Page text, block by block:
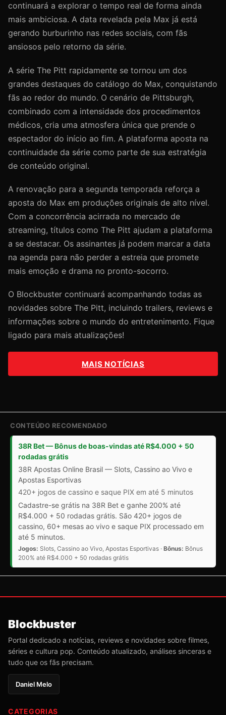
continuará a explorar o tempo real de forma ainda
mais ambiciosa. A data revelada pela Max já está
gerando burburinho nas redes sociais, com fãs
ansiosos pelo retorno da série.
A série The Pitt rapidamente se tornou um dos
grandes destaques do catálogo do Max, conquistando
fãs ao redor do mundo. O cenário de Pittsburgh,
combinado com a intensidade dos procedimentos
médicos, cria uma atmosfera única que prende o
espectador do início ao fim. A plataforma aposta na
continuidade da série como parte de sua estratégia
de conteúdo original.
A renovação para a segunda temporada reforça a
aposta do Max em produções originais de alto nível.
Com a concorrência acirrada no mercado de
streaming, títulos como The Pitt ajudam a plataforma
a se destacar. Os assinantes já podem marcar a data
na agenda para não perder a estreia que promete
mais emoção e drama no pronto-socorro.
O Blockbuster continuará acompanhando todas as
novidades sobre The Pitt, incluindo trailers, reviews e
informações sobre o mundo do entretenimento. Fique
ligado para mais atualizações!
MAIS NOTÍCIAS
CONTEÚDO RECOMENDADO
38R Bet — Bônus de boas-vindas até R$4.000 + 50
rodadas grátis
38R Apostas Online Brasil — Slots, Cassino ao Vivo e
Apostas Esportivas
420+ jogos de cassino e saque PIX em até 5 minutos
Cadastre-se grátis na 38R Bet e ganhe 200% até
R$4.000 + 50 rodadas grátis. São 420+ jogos de
cassino, 60+ mesas ao vivo e saque PIX processado em
até 5 minutos.
Jogos: Slots, Cassino ao Vivo, Apostas Esportivas · Bônus: Bônus
200% até R$4.000 + 50 rodadas grátis
Blockbuster
Portal dedicado a notícias, reviews e novidades sobre filmes,
séries e cultura pop. Conteúdo atualizado, análises sinceras e
tudo que os fãs precisam.
Daniel Melo
CATEGORIAS